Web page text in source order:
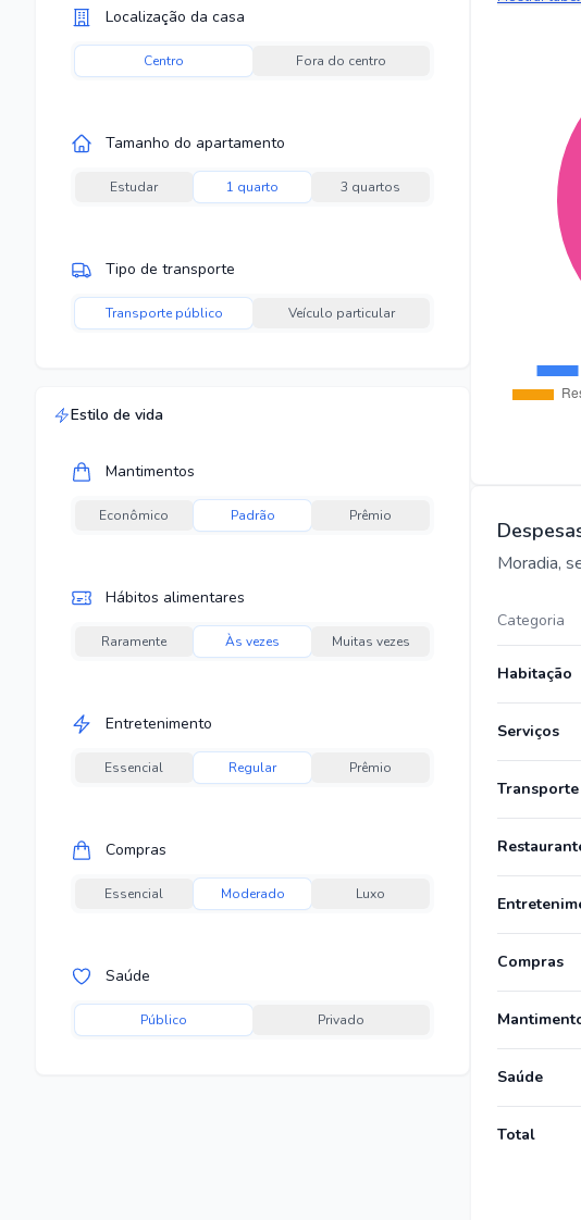
Localização da casa
Centro Fora do centro
Tamanho do apartamento
Estudar 1 quarto 3 quartos
Tipo de transporte
Transporte público Veículo particular
Estilo de vida
Mantimentos
Econômico Padrão Prêmio
Hábitos alimentares
Raramente Às vezes Muitas vezes
Entretenimento
Essencial Regular Prêmio
Compras
Essencial Moderado Luxo
Saúde
Público Privado
Moradia,
Categoria
Habitação
Serviços
Transporte
Compras
Saúde
Total